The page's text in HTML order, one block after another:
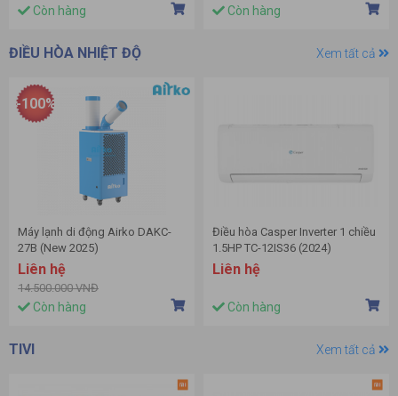
Còn hàng Còn hàng
ĐIỀU HÒA NHIỆT ĐỘ Xem tất cả
Máy lạnh di động Airko DAKC-
27B (New 2025)
Liên hệ
14.500.000 VNĐ
-100%
Còn hàng
Điều hòa Casper Inverter 1 chiều
1.5HP TC-12IS36 (2024)
Liên hệ
Còn hàng
TIVI Xem tất cả